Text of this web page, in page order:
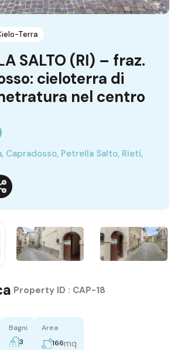
Terra
SALTO (RI) – fraz.
cieloterra di
nel centro
Capradosso, Petrella Salto, Rieti,
Property ID : CAP-18
Bagni
3
Area
166mq